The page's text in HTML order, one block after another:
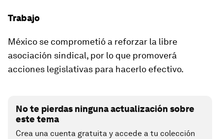
Trabajo
México se comprometió a reforzar la libre
asociación sindical, por lo que promoverá
acciones legislativas para hacerlo efectivo.
No te pierdas ninguna actualización sobre
este tema
Crea una cuenta gratuita y accede a tu colección